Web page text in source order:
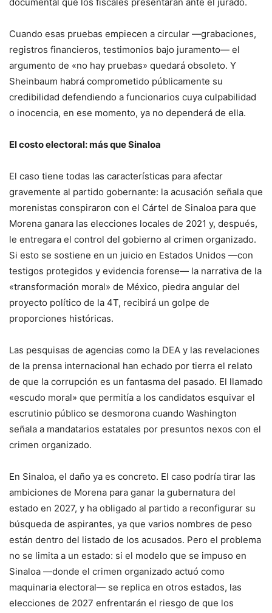
Cuando esas pruebas empiecen a circular —grabaciones,
registros financieros, testimonios bajo juramento— el
argumento de «no hay pruebas» quedará obsoleto. Y
Sheinbaum habrá comprometido públicamente su
credibilidad defendiendo a funcionarios cuya culpabilidad
o inocencia, en ese momento, ya no dependerá de ella.
El costo electoral: más que Sinaloa
El caso tiene todas las características para afectar
gravemente al partido gobernante: la acusación señala que
morenistas conspiraron con el Cártel de Sinaloa para que
Morena ganara las elecciones locales de 2021 y, después,
le entregara el control del gobierno al crimen organizado.
Si esto se sostiene en un juicio en Estados Unidos —con
testigos protegidos y evidencia forense— la narrativa de la
«transformación moral» de México, piedra angular del
proyecto político de la 4T, recibirá un golpe de
proporciones históricas.
Las pesquisas de agencias como la DEA y las revelaciones
de la prensa internacional han echado por tierra el relato
de que la corrupción es un fantasma del pasado. El llamado
«escudo moral» que permitía a los candidatos esquivar el
escrutinio público se desmorona cuando Washington
señala a mandatarios estatales por presuntos nexos con el
crimen organizado.
En Sinaloa, el daño ya es concreto. El caso podría tirar las
ambiciones de Morena para ganar la gubernatura del
estado en 2027, y ha obligado al partido a reconfigurar su
búsqueda de aspirantes, ya que varios nombres de peso
están dentro del listado de los acusados. Pero el problema
no se limita a un estado: si el modelo que se impuso en
Sinaloa —donde el crimen organizado actuó como
maquinaria electoral— se replica en otros estados, las
elecciones de 2027 enfrentarán el riesgo de que los